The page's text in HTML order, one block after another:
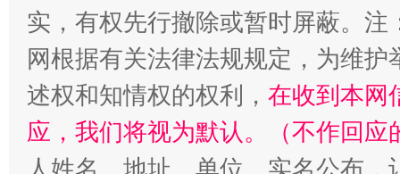
扯下公款旅游的“隐身衣” 如何以
实，有权先行撤除或暂时屏蔽。
网根据有关法律法规规定，为维
述权和知情权的权利， 在收到本网
应，我们将视为默认。（不作回应
人姓名、地址、单位、实名公布